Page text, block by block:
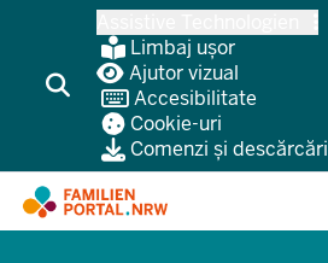
conținutul
principal
Limbaj ușor
Ajutor vizual
Accesibilitate
Cookie-uri
Comenzi și descărcări